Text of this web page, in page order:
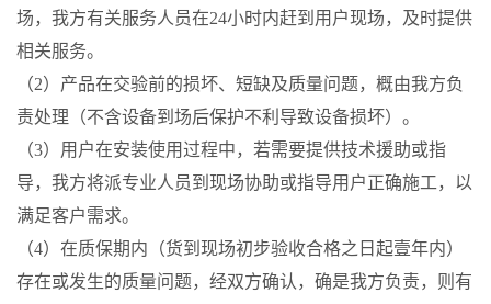
场，我方有关服务人员在24小时内赶到用户现场，及时提供
相关服务。
（2）产品在交验前的损坏、短缺及质量问题，概由我方负
责处理（不含设备到场后保护不利导致设备损坏）。
（3）用户在安装使用过程中，若需要提供技术援助或指
导，我方将派专业人员到现场协助或指导用户正确施工，以
满足客户需求。
（4）在质保期内（货到现场初步验收合格之日起壹年内）
存在或发生的质量问题，经双方确认，确是我方负责，则有